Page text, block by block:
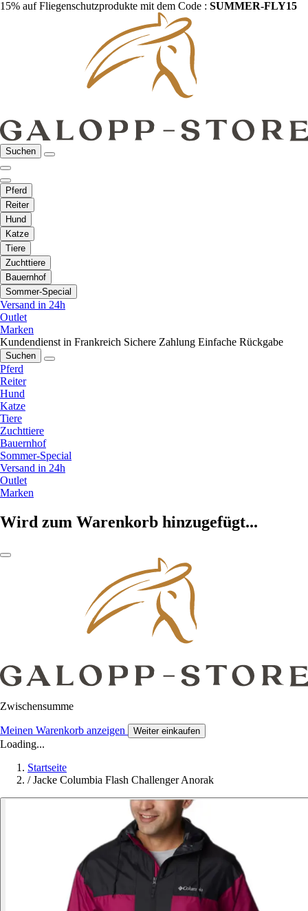
15% auf Fliegenschutzprodukte mit dem Code : SUMMER-FLY15
Suchen
Pferd
Reiter
Hund
Katze
Tiere
Zuchttiere
Bauernhof
Sommer-Special
Versand in 24h
Outlet
Marken
Kundendienst in Frankreich Sichere Zahlung Einfache Rückgabe
Suchen
Pferd
Reiter
Hund
Katze
Tiere
Zuchttiere
Bauernhof
Sommer-Special
Versand in 24h
Outlet
Marken
Wird zum Warenkorb hinzugefügt...
Zwischensumme
Meinen Warenkorb anzeigen Weiter einkaufen
Loading...
Startseite
/ Jacke Columbia Flash Challenger Anorak